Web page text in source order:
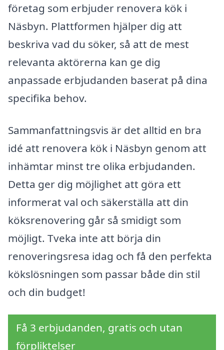
företag som erbjuder renovera kök i
Näsbyn. Plattformen hjälper dig att
beskriva vad du söker, så att de mest
relevanta aktörerna kan ge dig
anpassade erbjudanden baserat på dina
specifika behov.
Sammanfattningsvis är det alltid en bra
idé att renovera kök i Näsbyn genom att
inhämtar minst tre olika erbjudanden.
Detta ger dig möjlighet att göra ett
informerat val och säkerställa att din
köksrenovering går så smidigt som
möjligt. Tveka inte att börja din
renoveringsresa idag och få den perfekta
kökslösningen som passar både din stil
och din budget!
Få 3 erbjudanden, gratis och utan
förpliktelser